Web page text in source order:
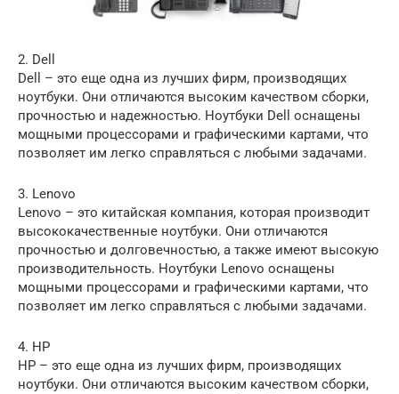
2. Dell
Dell – это еще одна из лучших фирм, производящих
ноутбуки. Они отличаются высоким качеством сборки,
прочностью и надежностью. Ноутбуки Dell оснащены
мощными процессорами и графическими картами, что
позволяет им легко справляться с любыми задачами.
3. Lenovo
Lenovo – это китайская компания, которая производит
высококачественные ноутбуки. Они отличаются
прочностью и долговечностью, а также имеют высокую
производительность. Ноутбуки Lenovo оснащены
мощными процессорами и графическими картами, что
позволяет им легко справляться с любыми задачами.
4. HP
HP – это еще одна из лучших фирм, производящих
ноутбуки. Они отличаются высоким качеством сборки,